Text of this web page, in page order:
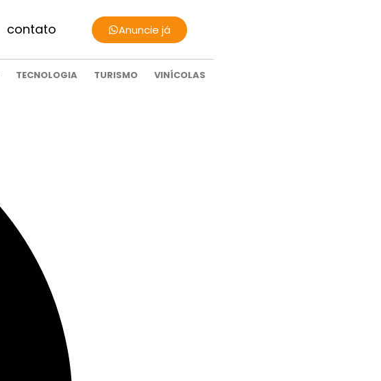
contato Anuncie já
TECNOLOGIA TURISMO VINÍCOLAS